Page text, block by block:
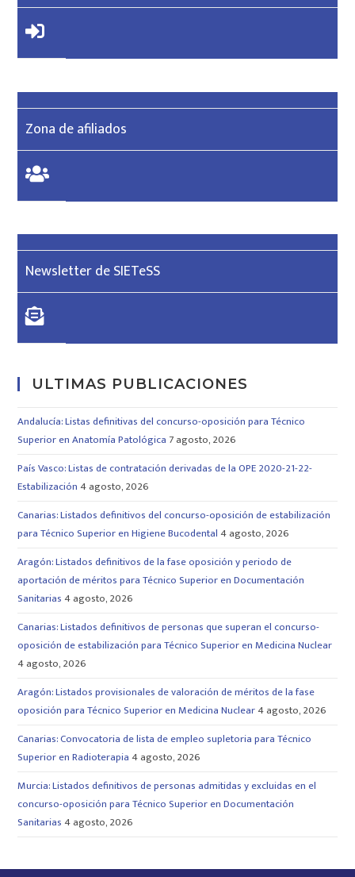
Zona de afiliados
Newsletter de SIETeSS
ULTIMAS PUBLICACIONES
Andalucía: Listas definitivas del concurso-oposición para Técnico
Superior en Anatomía Patológica 7 agosto, 2026
País Vasco: Listas de contratación derivadas de la OPE 2020-21-22-
Estabilización 4 agosto, 2026
Canarias: Listados definitivos del concurso-oposición de estabilización
para Técnico Superior en Higiene Bucodental 4 agosto, 2026
Aragón: Listados definitivos de la fase oposición y periodo de
aportación de méritos para Técnico Superior en Documentación
Sanitarias 4 agosto, 2026
Canarias: Listados definitivos de personas que superan el concurso-
oposición de estabilización para Técnico Superior en Medicina Nuclear
4 agosto, 2026
Aragón: Listados provisionales de valoración de méritos de la fase
oposición para Técnico Superior en Medicina Nuclear4 agosto, 2026
Canarias: Convocatoria de lista de empleo supletoria para Técnico
Superior en Radioterapia 4 agosto, 2026
Murcia: Listados definitivos de personas admitidas y excluidas en el
concurso-oposición para Técnico Superior en Documentación
Sanitarias 4 agosto, 2026